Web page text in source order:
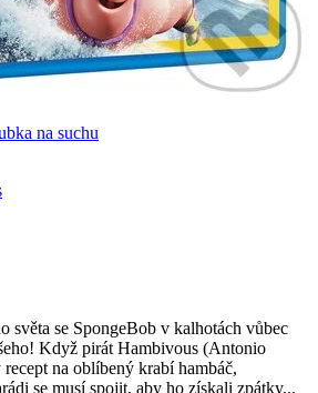
na suchu
světa se SpongeBob v kalhotách vůbec
Když pirát Hambivous (Antonio
na oblíbený krabí hambáč,
se musí spojit, aby ho získali zpátky...